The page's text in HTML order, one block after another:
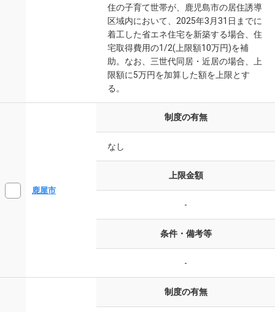
住の子育て世帯が、鹿児島市の居住誘導
区域内において、2025年3月31日までに
着工した省エネ住宅を新築する場合、住
宅取得費用の1/2(上限額10万円)を補
助。なお、三世代同居・近居の場合、上
限額に5万円を加算した額を上限とす
る。
鹿屋市
制度の有無
なし
上限金額
-
条件・備考等
-
制度の有無